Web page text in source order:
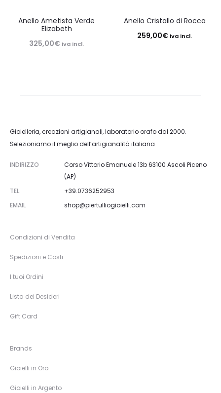
Anello Ametista Verde
Elizabeth
325,00€ iva incl.
Anello Cristallo di Rocca
259,00€ iva incl.
Gioielleria, creazioni artigianali, laboratorio orafo dal 2000.
Selezioniamo il meglio dell’artigianalità italiana
INDIRIZZO
Corso Vittorio Emanuele 13b 63100 Ascoli Piceno
(AP)
TEL.
+39.0736252953
EMAIL
shop@piertulliogioielli.com
Condizioni di Vendita
Spedizioni e Costi
I tuoi Ordini
Lista dei Desideri
Gift Card
Brands
Gioielli in Oro
Gioielli in Argento